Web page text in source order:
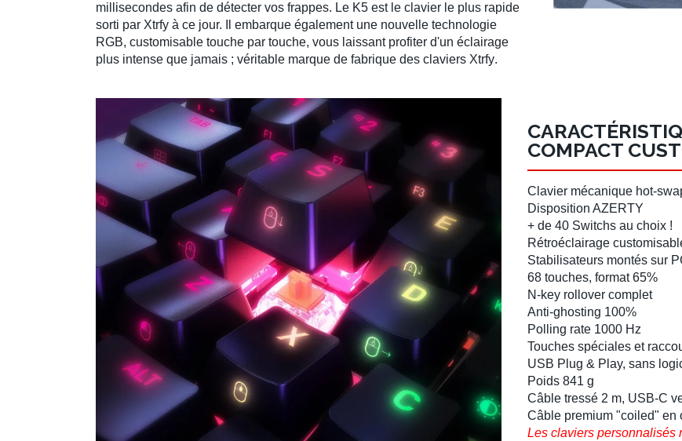
millisecondes afin de détecter vos frappes. Le K5 est le clavier le plus rapide
sorti par Xtrfy à ce jour. Il embarque également une nouvelle technologie
RGB, customisable touche par touche, vous laissant profiter d'un éclairage
plus intense que jamais ; véritable marque de fabrique des claviers Xtrfy.
COMPACT
Clavier mécanique hot-
Disposition AZERTY
+ de 40 Switchs au choix !
Rétroéclairage
Stabilisateurs montés sur
68 touches, format 65%
N-key rollover complet
Anti-ghosting 100%
Polling rate 1000 Hz
Touches spéciales et
USB Plug & Play, sans
Poids 841 g
Câble tressé 2 m, USB-C
Câble premium "coiled" en
Les claviers personnalisés